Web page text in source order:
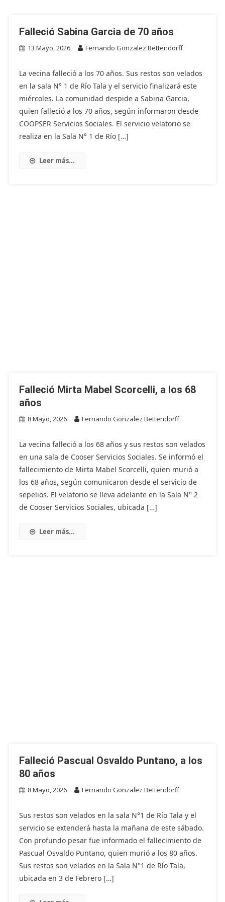
Falleció Sabina Garcia de 70 años
13 Mayo, 2026 Fernando Gonzalez Bettendorff
La vecina falleció a los 70 años. Sus restos son velados
en la sala N° 1 de Río Tala y el servicio finalizará este
miércoles. La comunidad despide a Sabina Garcia,
quien falleció a los 70 años, según informaron desde
COOPSER Servicios Sociales. El servicio velatorio se
realiza en la Sala N° 1 de Río […]
Leer más...
Falleció Mirta Mabel Scorcelli, a los 68
años
8 Mayo, 2026 Fernando Gonzalez Bettendorff
La vecina falleció a los 68 años y sus restos son velados
en una sala de Cooser Servicios Sociales. Se informó el
fallecimiento de Mirta Mabel Scorcelli, quien murió a
los 68 años, según comunicaron desde el servicio de
sepelios. El velatorio se lleva adelante en la Sala N° 2
de Cooser Servicios Sociales, ubicada […]
Leer más...
Falleció Pascual Osvaldo Puntano, a los
80 años
8 Mayo, 2026 Fernando Gonzalez Bettendorff
Sus restos son velados en la sala N°1 de Río Tala y el
servicio se extenderá hasta la mañana de este sábado.
Con profundo pesar fue informado el fallecimiento de
Pascual Osvaldo Puntano, quien murió a los 80 años.
Sus restos son velados en la Sala N°1 de Río Tala,
ubicada en 3 de Febrero […]